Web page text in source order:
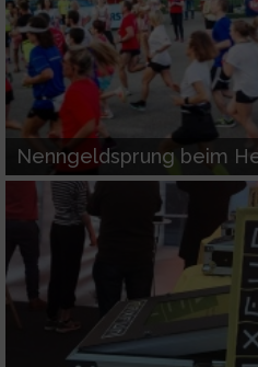
Nenngeldsprung beim